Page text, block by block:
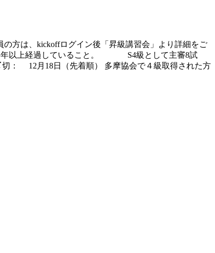
の方は、kickoffログイン後「昇級講習会」より詳細をご
上経過していること。 S4級として主審8試
12月18日（先着順） 多摩協会で４級取得された方